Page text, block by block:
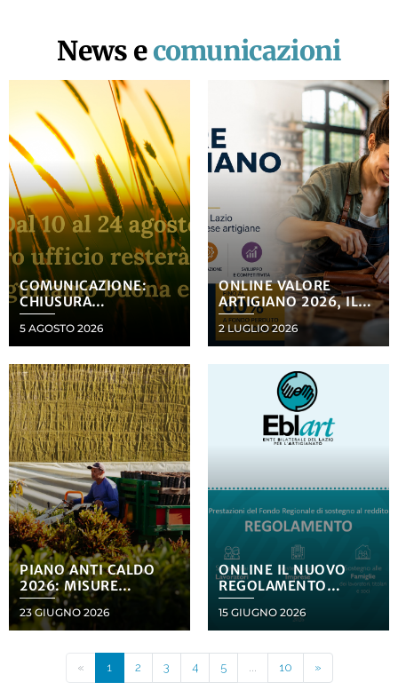
News ecomunicazioni
COMUNICAZIONE:
CHIUSURA
DELL’UFFICIO PER LA
PAUSA ESTIVA
5 AGOSTO 2026
ONLINE VALORE
ARTIGIANO 2026, IL
BANDO DELLA
REGIONE LAZIO VOLTO
A SOSTENERE LA
CRESCITA DELLE
IMPRESE ARTIGIANE
2 LUGLIO 2026
PIANO ANTI CALDO
2026: MISURE
IMMEDIATE PER LA
SICUREZZA DEI
LAVORATORI
23 GIUGNO 2026
ONLINE IL NUOVO
REGOLAMENTO
EBLART 2026!
15 GIUGNO 2026
« 1 2 3 4 5 ... 10 »